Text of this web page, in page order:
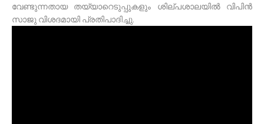
വേണ്ടുന്നതായ തയ്യാറെടുപ്പുകളും ശില്പശാലയിൽ വിപിൻ
സാജു വിശദമായി പ്രതിപാദിച്ചു.